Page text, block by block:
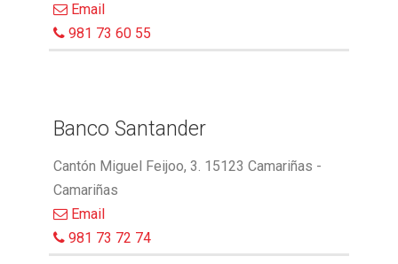
Email
981 73 60 55
Banco Santander
Cantón Miguel Feijoo, 3. 15123 Camariñas -
Camariñas
Email
981 73 72 74